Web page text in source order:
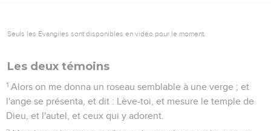
Seuls les Évangiles sont disponibles en vidéo pour le moment.
Les deux témoins
1 Alors on me donna un roseau semblable à une verge ; et
l'ange se présenta, et dit : Lève-toi, et mesure le temple de
Dieu, et l'autel, et ceux qui y adorent.